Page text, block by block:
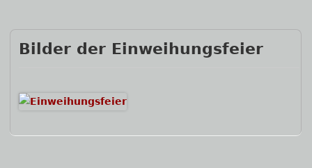
Bilder der Einweihungsfeier